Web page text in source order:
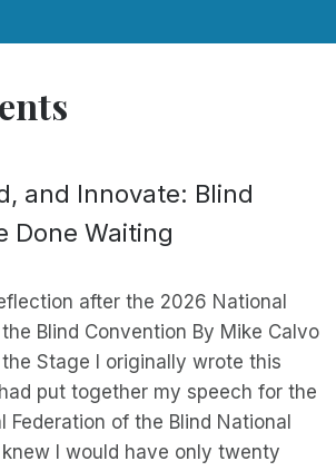
and Innovate: Blind
Done Waiting
after the 2026 National
Blind Convention By Mike Calvo
the Stage I originally wrote this
put together my speech for the
Federation of the Blind National
I would have only twenty